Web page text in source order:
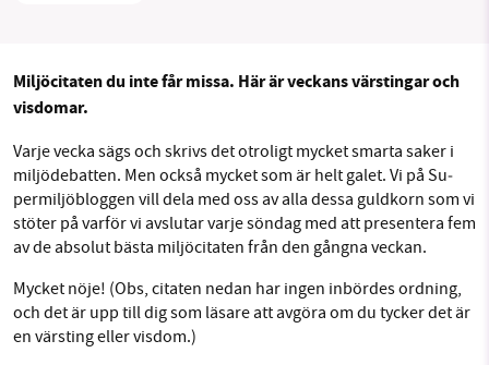
Threads LinkedIn
Mil­jö­ci­ta­ten du inte får missa. Här är veckans värsting­ar och
visdomar.
Varje vecka sägs och skrivs det otroligt mycket smarta saker i
mil­jö­de­bat­ten. Men också mycket som är helt galet. Vi på Su­
permil­jö­blog­gen vill dela med oss av alla dessa guldkorn som vi
stöter på varför vi avslutar varje söndag med att pre­sen­te­ra fem
av de absolut bästa mil­jö­ci­ta­ten från den gångna veckan.
Mycket nöje! (Obs, citaten nedan har ingen inbördes ordning,
och det är upp till dig som läsare att avgöra om du tycker det är
en värsting eller visdom.)
SMB kämpar för en hållbar framtid. Sedan
starten 2010 har vår ideella redaktion drivit
miljödebatten framåt genom
nyhetsbevakning och granskningar. Nu vill vi
utveckla vårt arbete – och vi hoppas att du
vill hjälpa oss.
Stötta vårt arbete genom att swisha en slant till